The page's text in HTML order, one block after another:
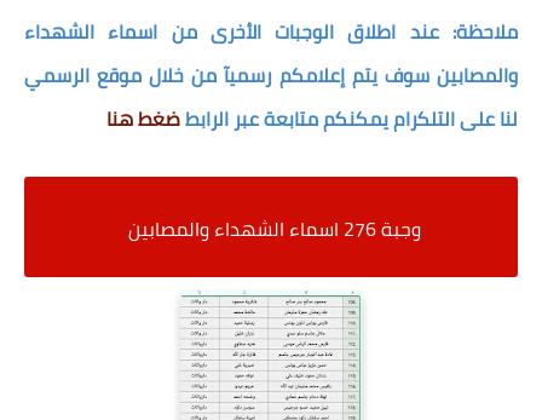
ملاحظة: عند اطلاق الوجبات الأخرى من اسماء الشهداء
والمصابين سوف يتم إعلامكم رسميآ من خلال موقع الرسمي
لنا على التلكرام يمكنكم متابعة عبر الرابطضغط هنا
وجبة 276 اسماء الشهداء والمصابين